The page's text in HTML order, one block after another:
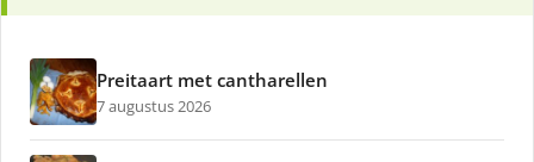
Preitaart met cantharellen
7 augustus 2026